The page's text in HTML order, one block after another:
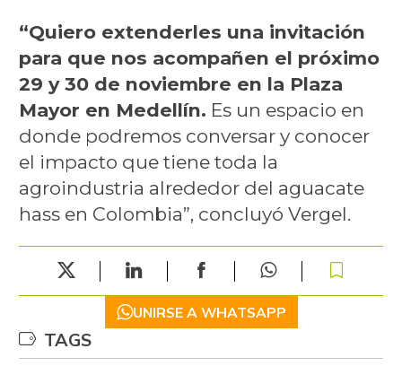
“Quiero extenderles una invitación
para que nos acompañen el próximo
29 y 30 de noviembre en la Plaza
Mayor en Medellín. Es un espacio en
donde podremos conversar y conocer
el impacto que tiene toda la
agroindustria alrededor del aguacate
hass en Colombia”, concluyó Vergel.
UNIRSE A WHATSAPP
TAGS